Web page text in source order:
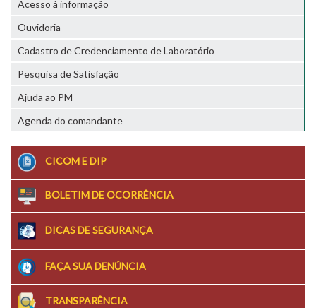
Acesso à informação
Ouvidoria
Cadastro de Credenciamento de Laboratório
Pesquisa de Satisfação
Ajuda ao PM
Agenda do comandante
CICOM E DIP
BOLETIM DE OCORRÊNCIA
DICAS DE SEGURANÇA
FAÇA SUA DENÚNCIA
TRANSPARÊNCIA